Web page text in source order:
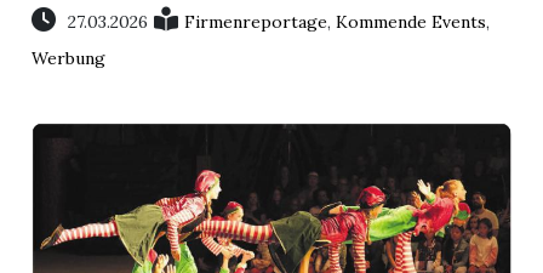
Stellen
Paper
App
27.03.2026 Firmenreportage,Kommende Events,
Werbung